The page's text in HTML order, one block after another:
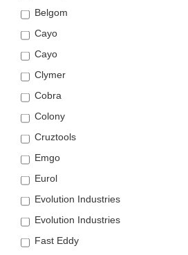
Belgom
Cayo
Cayo
Clymer
Cobra
Colony
Cruztools
Emgo
Eurol
Evolution Industries
Evolution Industries
Fast Eddy